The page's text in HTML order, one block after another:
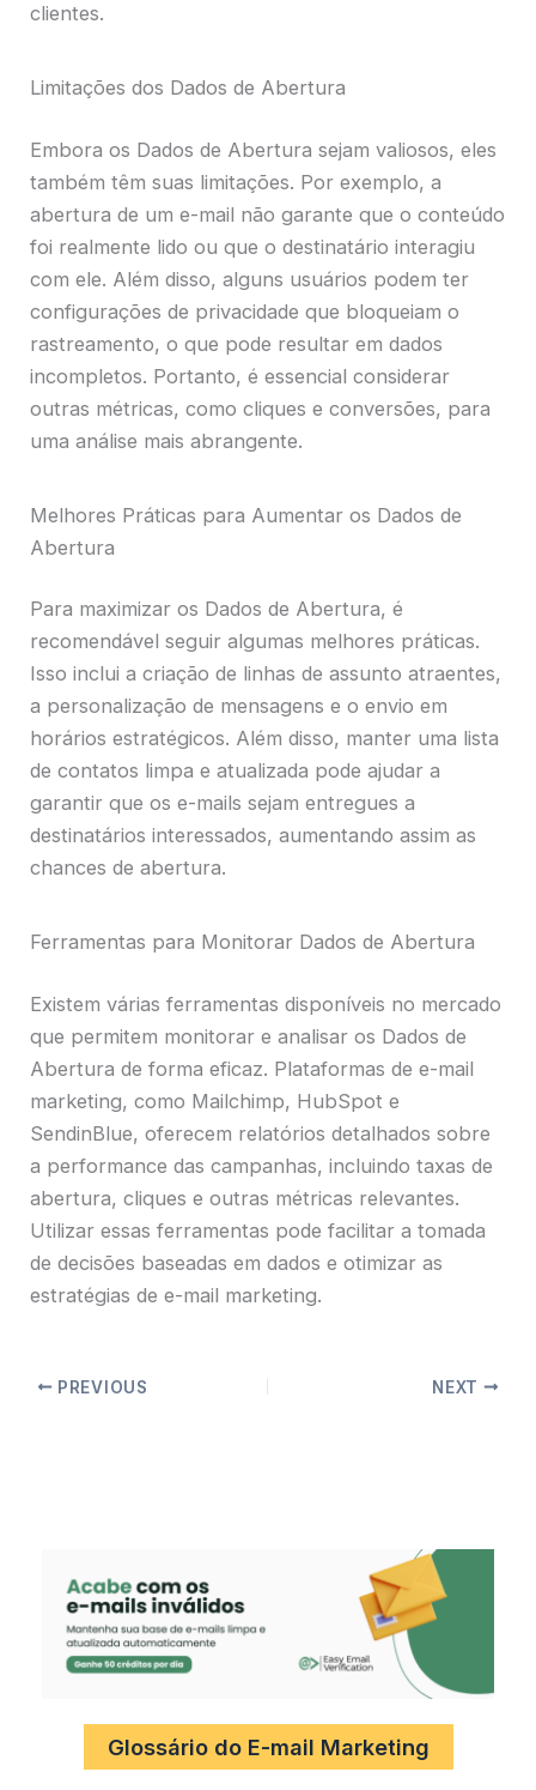
clientes.
Limitações dos Dados de Abertura
Embora os Dados de Abertura sejam valiosos, eles
também têm suas limitações. Por exemplo, a
abertura de um e-mail não garante que o conteúdo
foi realmente lido ou que o destinatário interagiu
com ele. Além disso, alguns usuários podem ter
configurações de privacidade que bloqueiam o
rastreamento, o que pode resultar em dados
incompletos. Portanto, é essencial considerar
outras métricas, como cliques e conversões, para
uma análise mais abrangente.
Melhores Práticas para Aumentar os Dados de
Abertura
Para maximizar os Dados de Abertura, é
recomendável seguir algumas melhores práticas.
Isso inclui a criação de linhas de assunto atraentes,
a personalização de mensagens e o envio em
horários estratégicos. Além disso, manter uma lista
de contatos limpa e atualizada pode ajudar a
garantir que os e-mails sejam entregues a
destinatários interessados, aumentando assim as
chances de abertura.
Ferramentas para Monitorar Dados de Abertura
Existem várias ferramentas disponíveis no mercado
que permitem monitorar e analisar os Dados de
Abertura de forma eficaz. Plataformas de e-mail
marketing, como Mailchimp, HubSpot e
SendinBlue, oferecem relatórios detalhados sobre
a performance das campanhas, incluindo taxas de
abertura, cliques e outras métricas relevantes.
Utilizar essas ferramentas pode facilitar a tomada
de decisões baseadas em dados e otimizar as
estratégias de e-mail marketing.
PREVIOUS NEXT
Glossário do E-mail Marketing